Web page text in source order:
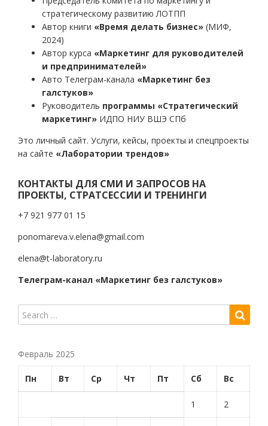
стратегическому развитию ЛОТПП
Автор книги «Время делать бизнес» (МИФ,
2024)
Автор курса «Маркетинг для руководителей
и предпринимателей»
Авто Телеграм-канала «Маркетинг без
галстуков»
Руководитель программы «Стратегический
маркетинг» ИДПО НИУ ВШЭ СПб
Это личный сайт. Услуги, кейсы, проекты и спецпроекты
на сайте «Лаборатории трендов»
КОНТАКТЫ ДЛЯ СМИ И ЗАПРОСОВ НА
ПРОЕКТЫ, СТРАТСЕССИИ И ТРЕНИНГИ
+7 921 977 01 15
ponomareva.v.elena@gmail.com
elena@t-laboratory.ru
Телеграм-канал «Маркетинг без галстуков»
Февраль 2025
Пн Вт Ср Чт Пт Сб Вс
1 2